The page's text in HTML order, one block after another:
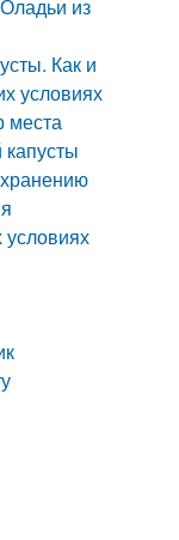
из
Как и
условиях
места
хранению